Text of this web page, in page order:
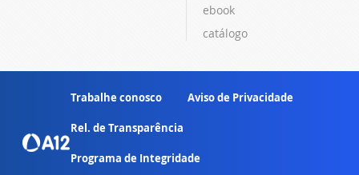
ebook
catálogo
Trabalhe conosco Aviso de Privacidade
Rel. de Transparência
Programa de Integridade